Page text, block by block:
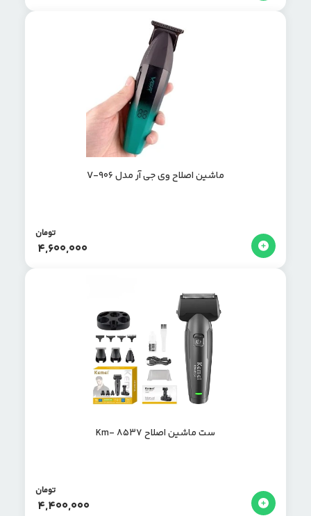
ماشین اصلاح وی جی آر مدل V-906
4,600,000
تومان
ست ماشین اصلاح Km- 8537
4,400,000
تومان